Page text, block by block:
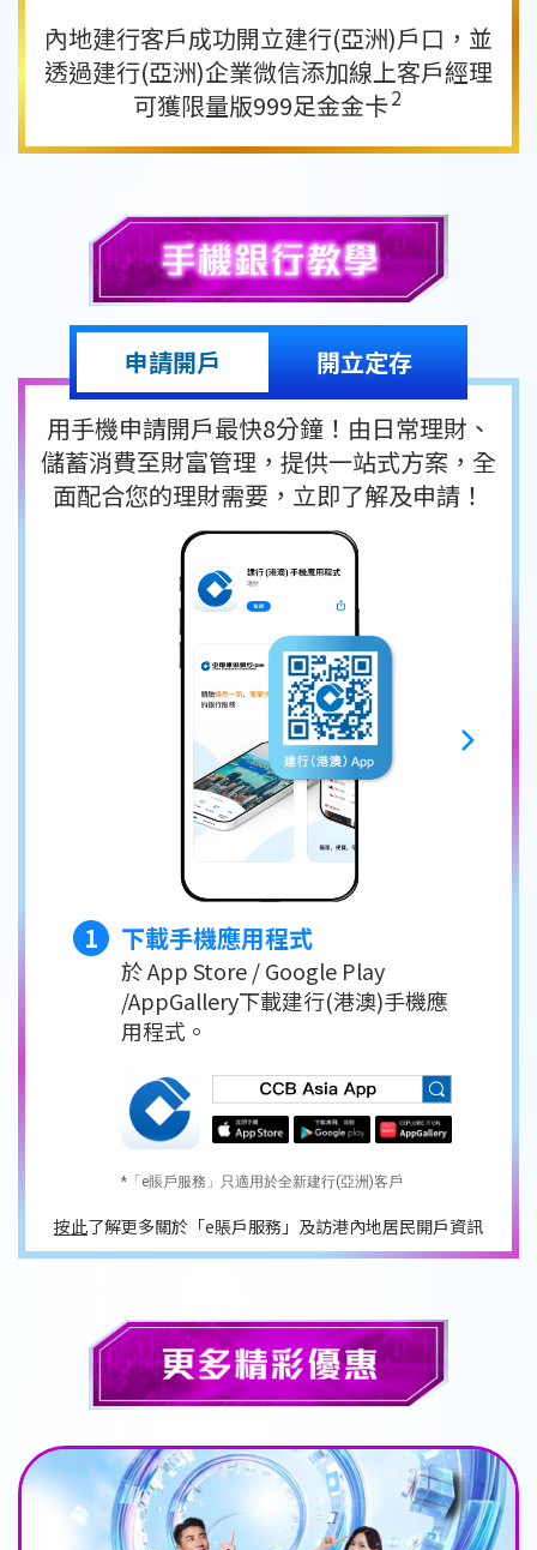
內地建行客戶成功開立建行(亞洲)戶口，並
透過建行(亞洲)企業微信添加線上客戶經理
可獲限量版999足金金卡2
申請開戶
開立定存
用手機申請開戶最快8分鐘！由日常理財、
儲蓄消費至財富管理，提供一站式方案， 全
面配合您的理財需要，立即了解及申請！
1 下載手機應用程式
於 App Store / Google Play
/AppGallery下載建行(港澳)手機應
用程式。
*「e賬戶服務」只適用於全新建行(亞洲)客戶
按此了解更多關於「e賬戶服務」及訪港內地居民開戶資訊